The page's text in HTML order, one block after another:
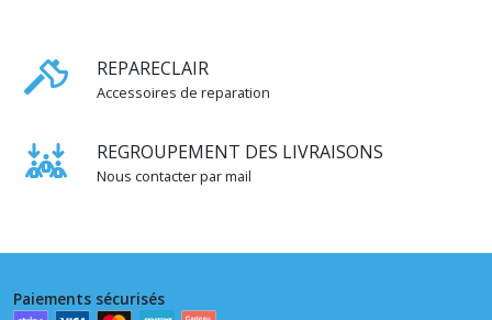
REPARECLAIR
Accessoires de reparation
REGROUPEMENT DES LIVRAISONS
Nous contacter par mail
Paiements sécurisés